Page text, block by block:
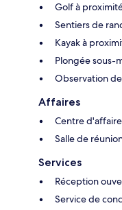
Golf à
Sentiers de
Kayak à
Plongée sous-
Observation
Affaires
Centre
Salle de
Services
Réception
Service de